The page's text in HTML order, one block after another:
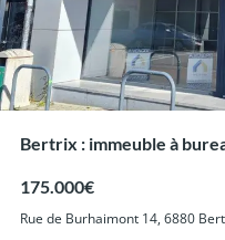
Bertrix : immeuble à
175.000€
Rue de Burhaimont 14, 6880